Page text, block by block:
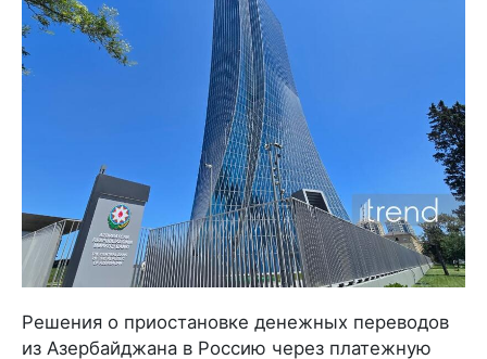
Решения о приостановке денежных переводов
из Азербайджана в Россию через платежную